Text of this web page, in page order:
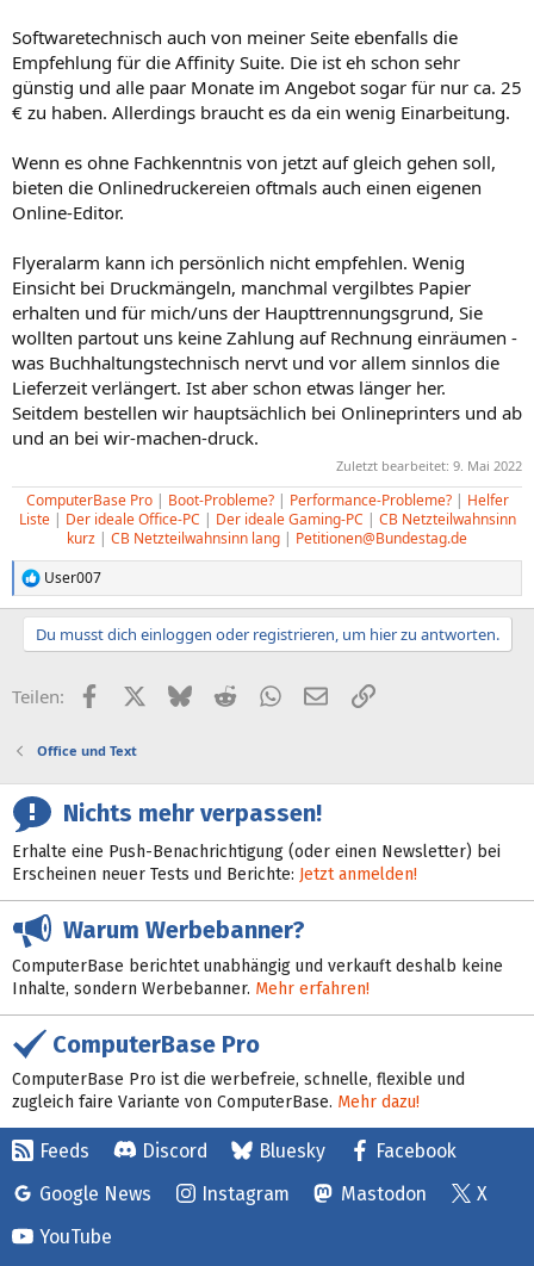
Softwaretechnisch auch von meiner Seite ebenfalls die
Empfehlung für die Affinity Suite. Die ist eh schon sehr
günstig und alle paar Monate im Angebot sogar für nur ca. 25
€ zu haben. Allerdings braucht es da ein wenig Einarbeitung.
Wenn es ohne Fachkenntnis von jetzt auf gleich gehen soll,
bieten die Onlinedruckereien oftmals auch einen eigenen
Online-Editor.
Flyeralarm kann ich persönlich nicht empfehlen. Wenig
Einsicht bei Druckmängeln, manchmal vergilbtes Papier
erhalten und für mich/uns der Haupttrennungsgrund, Sie
wollten partout uns keine Zahlung auf Rechnung einräumen -
was Buchhaltungstechnisch nervt und vor allem sinnlos die
Lieferzeit verlängert. Ist aber schon etwas länger her.
Seitdem bestellen wir hauptsächlich bei Onlineprinters und ab
und an bei wir-machen-druck.
Zuletzt bearbeitet: 9. Mai 2022
ComputerBase Pro| Boot-Probleme?| Performance-Probleme?| Helfer
Liste| Der ideale Office-PC | Der ideale Gaming-PC | CB Netzteilwahnsinn
kurz | CB Netzteilwahnsinn lang | Petitionen@Bundestag.de
R
e
a
o
n
User007
Du musst dich einloggen oder registrieren, um hier zu antworten.
Teilen: FacebookX (Twitter)
BlueskyRedditWhatsApp
E-MailLink
Office und Text
Nichts mehr verpassen!
Erhalte eine Push-Benachrichtigung (oder einen Newsletter) bei
Erscheinen neuer Tests und Berichte: Jetzt anmelden!
Warum Werbebanner?
ComputerBase berichtet unabhängig und verkauft deshalb keine
Inhalte, sondern Werbebanner. Mehr erfahren!
ComputerBase Pro
ComputerBase Pro ist die werbefreie, schnelle, flexible und
zugleich faire Variante von ComputerBase. Mehr dazu!
Feeds Discord Bluesky
Facebook
Google News
Instagram Mastodon
X
YouTube